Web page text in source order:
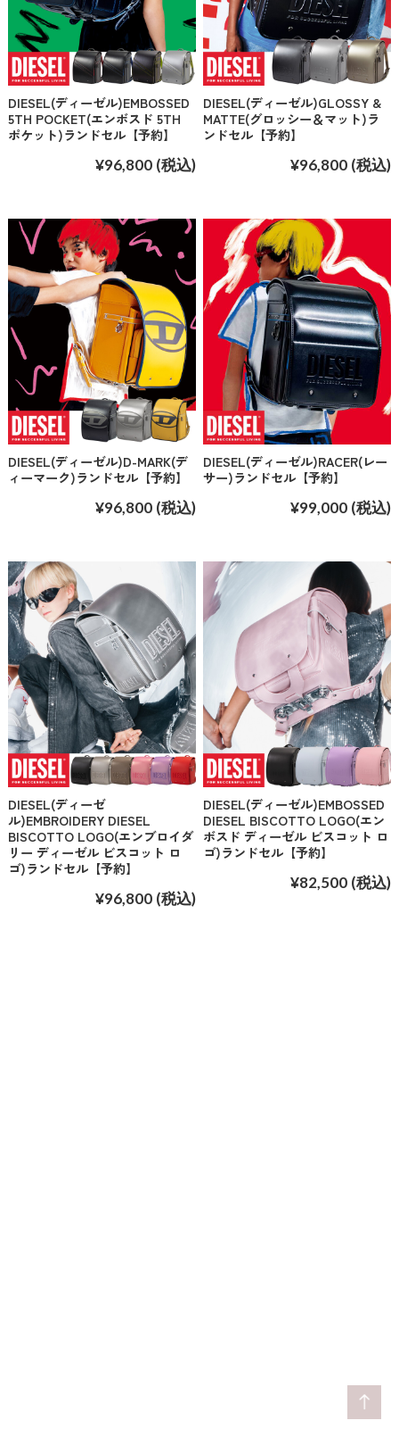
DIESEL(ディーゼル)EMBOSSED
5TH POCKET(エンボスド 5TH
ポケット)ランドセル【予約】
¥96,800 (税込)
DIESEL(ディーゼル)GLOSSY &
MATTE(グロッシー＆マット)ラ
ンドセル【予約】
¥96,800 (税込)
DIESEL(ディーゼル)D-MARK(デ
ィーマーク)ランドセル【予約】
¥96,800 (税込)
DIESEL(ディーゼル)RACER(レー
サー)ランドセル【予約】
¥99,000 (税込)
DIESEL(ディーゼ
ル)EMBROIDERY DIESEL
BISCOTTO LOGO(エンブロイダ
リー ディーゼル ビスコット ロ
ゴ)ランドセル【予約】
¥96,800 (税込)
DIESEL(ディーゼル)EMBOSSED
DIESEL BISCOTTO LOGO(エン
ボスド ディーゼル ビスコット ロ
ゴ)ランドセル【予約】
¥82,500 (税込)